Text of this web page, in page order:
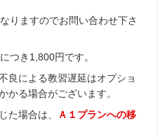
りますのでお問い合わせ下さ
つき1,800円です。
良による教習遅延はオプショ
かる場合がございます。
た場合は、
Ａ１プランへの移